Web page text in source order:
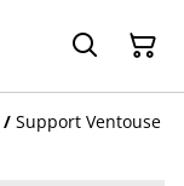
/ Support Ventouse